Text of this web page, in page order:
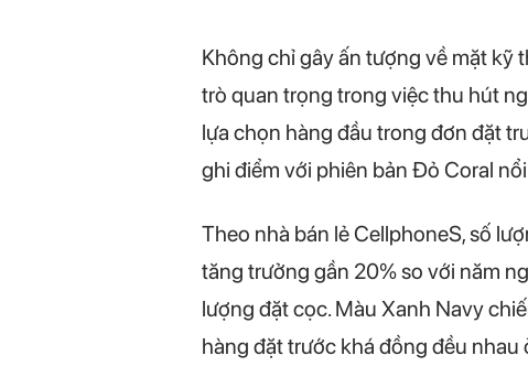
Không chỉ gây ấn tượng về mặt kỹ
trò quan trọng trong việc thu hút
lựa chọn hàng đầu trong đơn đặt
ghi điểm với phiên bản Đỏ Coral
Theo nhà bán lẻ CellphoneS, số
tăng trưởng gần 20% so với năm
lượng đặt cọc. Màu Xanh Navy
hàng đặt trước khá đồng đều nhau